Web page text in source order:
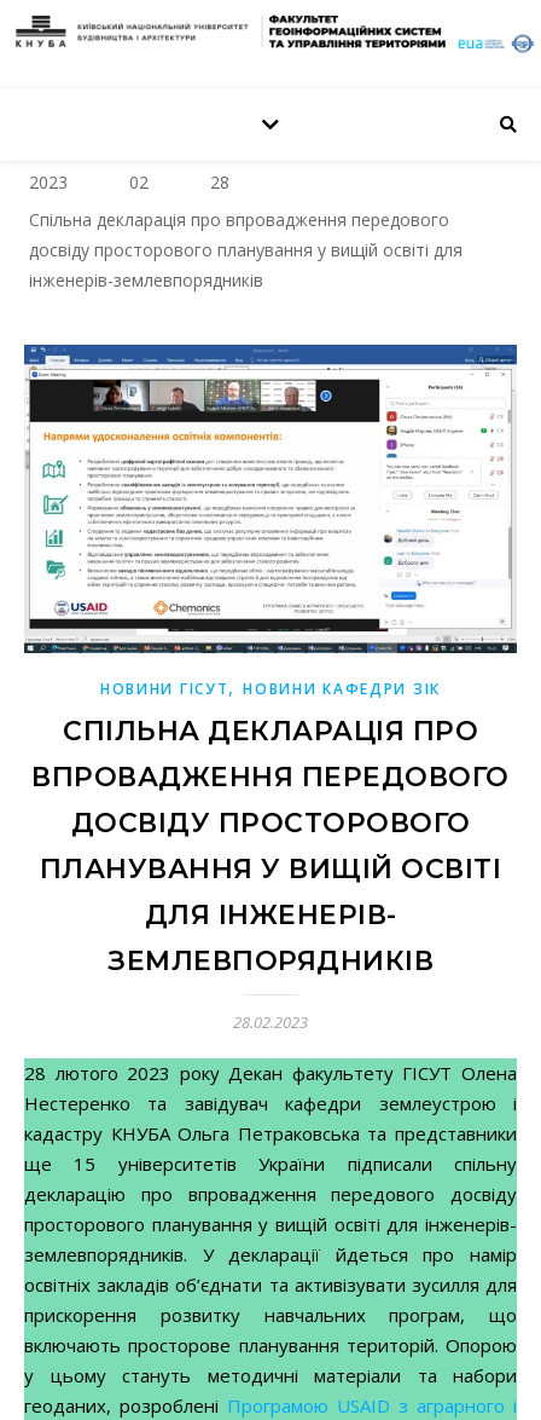
2023 02
28
Спільна декларація про впровадження передового
досвіду просторового планування у вищій освіті для
інженерів-землевпорядників
НОВИНИ ГІСУТ,НОВИНИ КАФЕДРИ ЗІК
СПІЛЬНА ДЕКЛАРАЦІЯ ПРО
ВПРОВАДЖЕННЯ ПЕРЕДОВОГО
ДОСВІДУ ПРОСТОРОВОГО
ПЛАНУВАННЯ У ВИЩІЙ ОСВІТІ
ДЛЯ ІНЖЕНЕРІВ-
ЗЕМЛЕВПОРЯДНИКІВ
28.02.2023
28 лютого 2023 року Декан факультету ГІСУТ Олена
Нестеренко та завідувач кафедри землеустрою і
кадастру КНУБА Ольга Петраковська та представники
ще 15 університетів України підписали спільну
декларацію про впровадження передового досвіду
просторового планування у вищій освіті для інженерів-
землевпорядників. У декларації йдеться про намір
освітніх закладів об’єднати та активізувати зусилля для
прискорення розвитку навчальних програм, що
включають просторове планування територій. Опорою
у цьому стануть методичні матеріали та набори
геоданих, розроблені Програмою USAID з аграрного і